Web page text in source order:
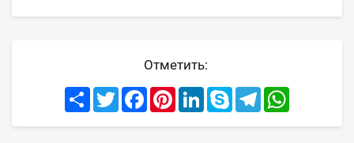
Отметить:
Share TwitterFacebookPinterestLinkedInSkype Telegram